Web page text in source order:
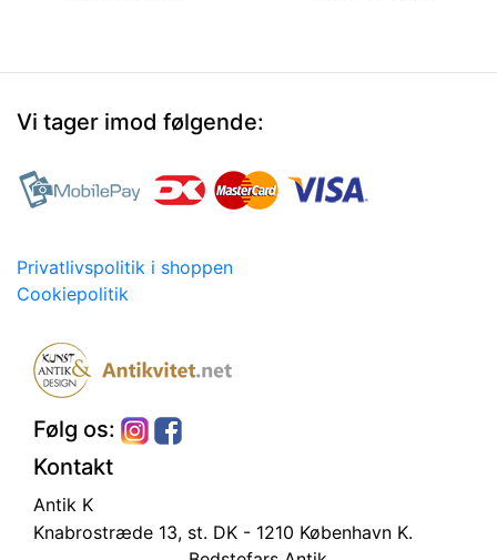
Vi tager imod følgende:
Privatlivspolitik i shoppen
Cookiepolitik
Følg os:
Kontakt
Antik K
Knabrostræde 13, st. DK - 1210 København K.